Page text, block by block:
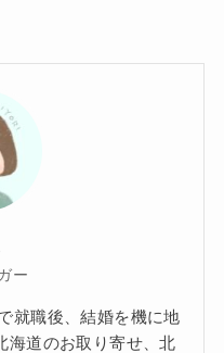
ー
就職後、結婚を機に地
海道のお取り寄せ、北